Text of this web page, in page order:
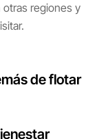
otras regiones y
de flotar